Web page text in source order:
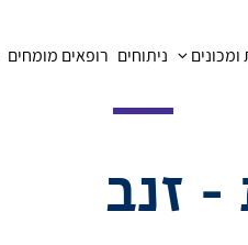
ניתוחים רופאים מומחים
- זנב